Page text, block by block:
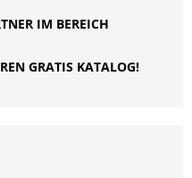
IM BEREICH
GRATIS KATALOG!